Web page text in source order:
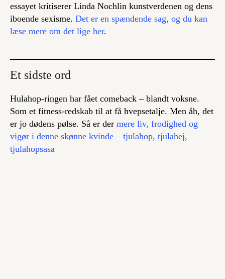
essayet kritiserer Linda Nochlin kunstverdenen og dens
iboende sexisme. Det er en spændende sag, og du kan
læse mere om det lige her.
Et sidste ord
Hulahop-ringen har fået comeback – blandt voksne.
Som et fitness-redskab til at få hvepsetalje. Men åh, det
er jo dødens pølse. Så er der mere liv, frodighed og
vigør i denne skønne kvinde – tjulahop, tjulahej,
tjulahopsasa